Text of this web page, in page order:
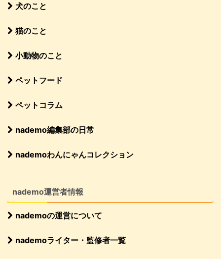
犬のこと
猫のこと
小動物のこと
ペットフード
ペットコラム
nademo編集部の日常
nademoわんにゃんコレクション
nademo運営者情報
nademoの運営について
nademoライター・監修者一覧